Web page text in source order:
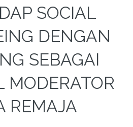
SOCIAL
DENGAN
SEBAGAI
MODERATOR
REMAJA